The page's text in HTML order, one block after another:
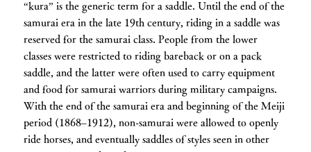
“kura” is the generic term for a saddle. Until the end of the
samurai era in the late 19th century, riding in a saddle was
reserved for the samurai class. People from the lower
classes were restricted to riding bareback or on a pack
saddle, and the latter were often used to carry equipment
and food for samurai warriors during military campaigns.
With the end of the samurai era and beginning of the Meiji
period (1868–1912), non-samurai were allowed to openly
ride horses, and eventually saddles of styles seen in other